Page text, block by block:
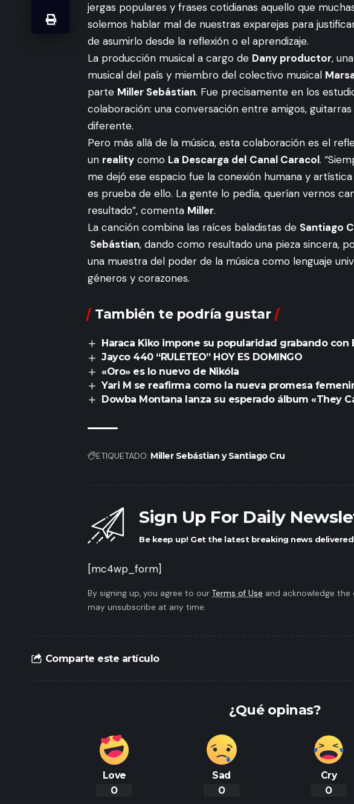
jergas populares y frases cotidianas aquello que
solemos hablar mal de nuestras exparejas para
de asumirlo desde la reflexión o el aprendizaje.
La producción musical a cargo de Dany productor,
musical del país y miembro del colectivo musical
parte Miller Sebástian. Fue precisamente en los
colaboración: una conversación entre amigos,
diferente.
Pero más allá de la música, esta colaboración es el
un reality como La Descarga del Canal Caracol.
me dejó ese espacio fue la conexión humana y
es prueba de ello. La gente lo pedía, querían vernos
resultado”, comenta Miller.
La canción combina las raíces baladistas de Santiago
Sebástian, dando como resultado una pieza sincera,
una muestra del poder de la música como lenguaje
géneros y corazones.
También te podría gustar
Haraca Kiko impone su popularidad grabando con
Jayco 440 “RULETEO” HOY ES DOMINGO
«Oro» es lo nuevo de Nikóla
Yari M se reafirma como la nueva promesa
Dowba Montana lanza su esperado álbum «They
ETIQUETADO: Miller Sebástian y Santiago Cru
Sign Up For Daily
Be keep up! Get the latest breaking news
[mc4wp_form]
By signing up, you agree to our Terms of Use and acknowledge
may unsubscribe at any time.
Comparte este artículo
¿Qué opinas?
Love
0
Sad
0
Cry
0